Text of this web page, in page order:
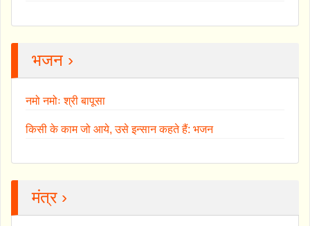
भजन ›
नमो नमोः श्री बापूसा
किसी के काम जो आये, उसे इन्सान कहते हैं: भजन
मंत्र ›